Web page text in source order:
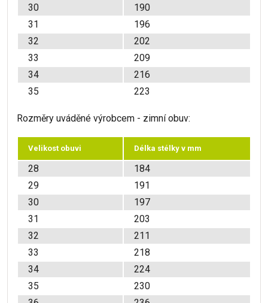
30
190
31
196
32
202
33
209
34
216
35
223
Rozměry uváděné výrobcem - zimní obuv:
Velikost obuvi Délka stélky v mm
28
184
29
191
30
197
31
203
32
211
33
218
34
224
35
230